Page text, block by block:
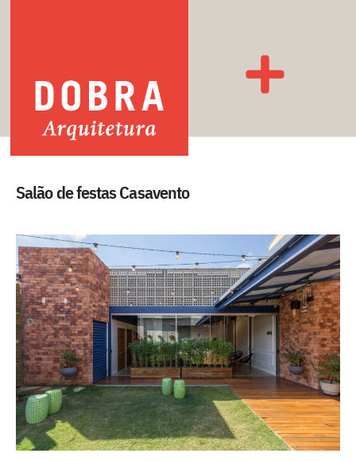
Salão de festas Casavento